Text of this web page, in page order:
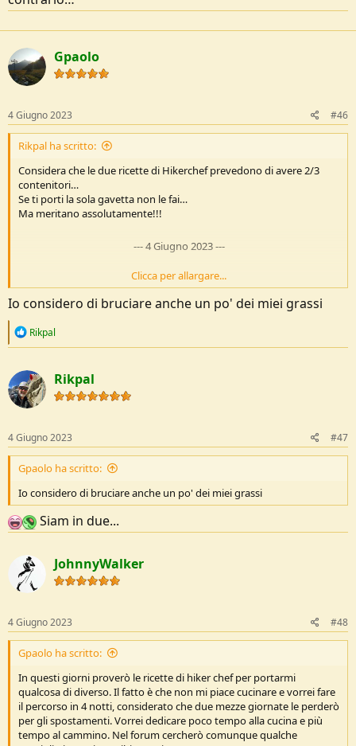
Gpaolo
4 Giugno 2023 #46
Rikpal ha scritto:
Considera che le due ricette di Hikerchef prevedono di avere 2/3
contenitori…
Se ti porti la sola gavetta non le fai…
Ma meritano assolutamente!!!
---4 Giugno 2023---
Beh se consideri 3000 kcal al giorno per 8 giorni, partendo da cibi
facili da raggiungere) il conto è presto fatto…
Perché dici che di acqua non se ne trova? Mi pare sia il contrario…
Clicca per allargare...
Io considero di bruciare anche un po' dei miei grassi
R
c
t
i
o
s
:
Rikpal
Rikpal
4 Giugno 2023 #47
Gpaolo ha scritto:
Io considero di bruciare anche un po' dei miei grassi
Siam in due...
JohnnyWalker
4 Giugno 2023 #48
Gpaolo ha scritto:
In questi giorni proverò le ricette di hiker chef per portarmi
qualcosa di diverso. Il fatto è che non mi piace cucinare e vorrei fare
il percorso in 4 notti, considerato che due mezze giornate le perderò
per gli spostamenti. Vorrei dedicare poco tempo alla cucina e più
tempo al cammino. Nel forum cercherò comunque qualche